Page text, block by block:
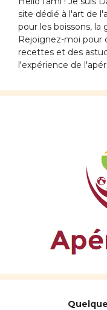
site dédié à l'art de
pour les boissons,
Rejoignez-moi pour
recettes et des
l'expérience de